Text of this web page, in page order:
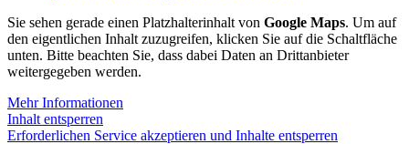
Sie sehen gerade einen Platzhalterinhalt von Google Maps. Um auf
den eigentlichen Inhalt zuzugreifen, klicken Sie auf die Schaltfläche
unten. Bitte beachten Sie, dass dabei Daten an Drittanbieter
weitergegeben werden.
Mehr Informationen
Inhalt entsperren
Erforderlichen Service akzeptieren und Inhalte entsperren